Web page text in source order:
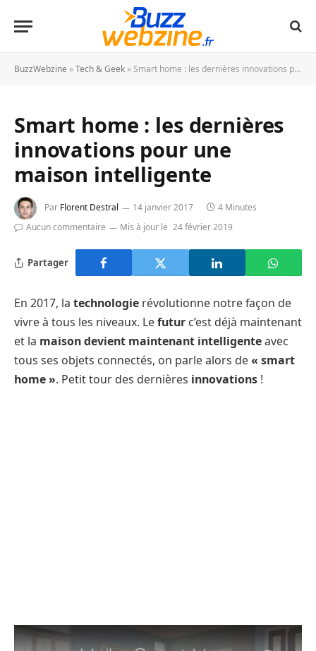
BuzzWebzine »Tech & Geek »Smart home : les dernières innovations pour une maison intelligente
Smart home : les dernières
innovations pour une
maison intelligente
Par Florent Destral 14 janvier 2017
4 Minutes
Aucun commentaire
Mis à jour le 24 février 2019
Partager
En 2017, la technologie révolutionne notre façon de
vivre à tous les niveaux. Lefutur c’est déjà maintenant
et la maison devient maintenant intelligenteavec
tous ses objets connectés, on parle alors de« smart
home ». Petit tour des dernières innovations !